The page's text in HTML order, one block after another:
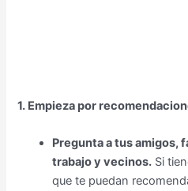
1. Empieza por
Pregunta a tus amigos,
trabajo y vecinos. Si
que te puedan